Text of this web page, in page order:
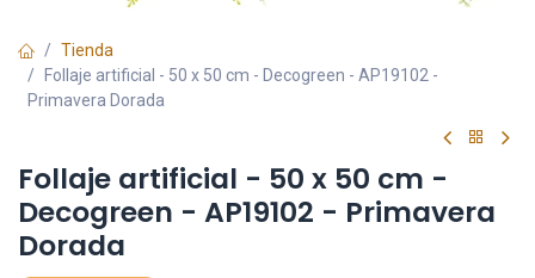
Tienda
Follaje artificial - 50 x 50 cm - Decogreen - AP19102 -
Primavera Dorada
Follaje artificial - 50 x 50 cm -
Decogreen - AP19102 - Primavera
Dorada